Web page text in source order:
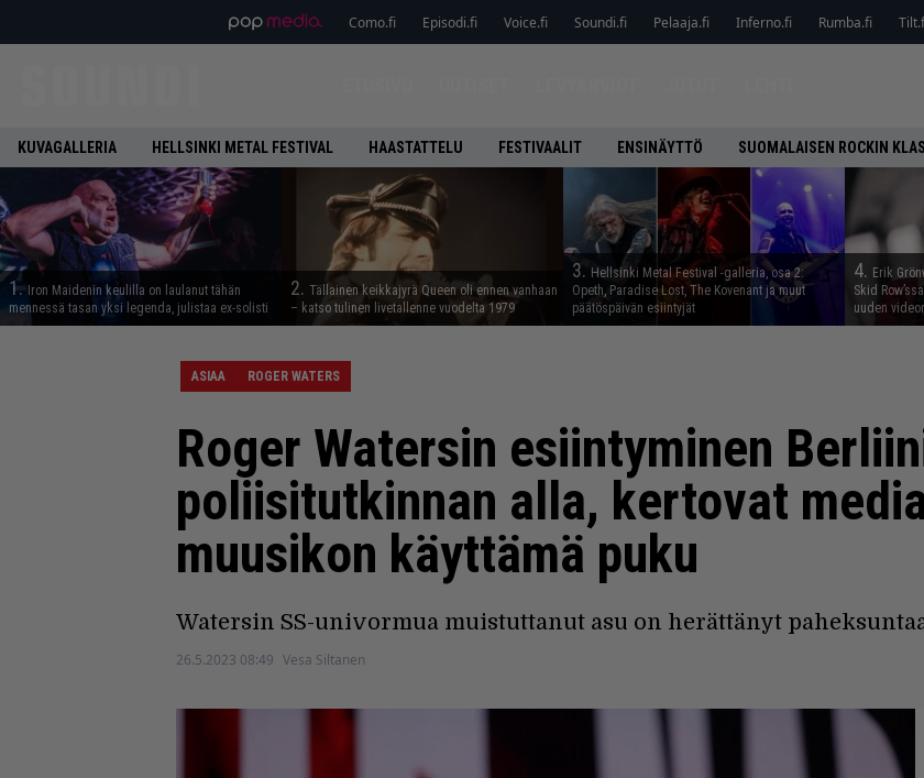
Como.fi Episodi.fi Voice.fi Soundi.fi Pelaaja.fi Inferno.fi Rumba.fi
KUVAGALLERIA HELLSINKI METAL FESTIVAL HAASTATTELU FESTIVAALIT ENSINÄYTTÖ SUOMALAISEN ROCKIN
1. Iron Maidenin keulilla on laulanut tähän
mennessä tasan yksi legenda, julistaa ex-solisti
2. Tällainen keikkajyrä Queen oli ennen vanhaan
– katso tulinen livetallenne vuodelta 1979
3. Hellsinki Metal Festival -galleria, osa 2:
Opeth, Paradise Lost, The Kovenant ja muut
päätöspäivän esiintyjät
4. Erik
Skid
uuden
ASIAA ROGER WATERS
Roger Watersin esiintyminen
poliisitutkinnan alla, kertovat
muusikon käyttämä puku
Watersin SS-univormua muistuttanut asu on herättänyt
26.5.2023 08:49 Vesa Siltanen